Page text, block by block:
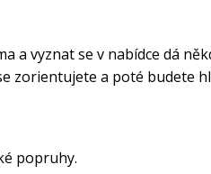
a vyznat se v nabídce dá
zorientujete a poté budete
popruhy.